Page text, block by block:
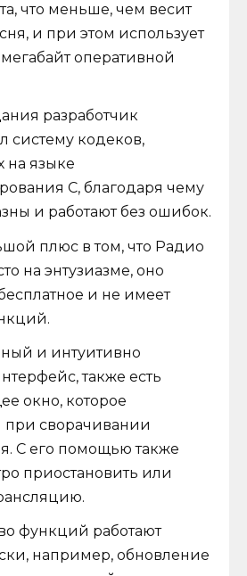
что меньше, чем весит
и при этом использует
оперативной
разработчик
систему кодеков,
на языке
C, благодаря чему
и работают без ошибок.
плюс в том, что Радио
на энтузиазме, оно
и не имеет
и интуитивно
также есть
окно, которое
при сворачивании
С его помощью также
приостановить или
функций работают
например, обновление